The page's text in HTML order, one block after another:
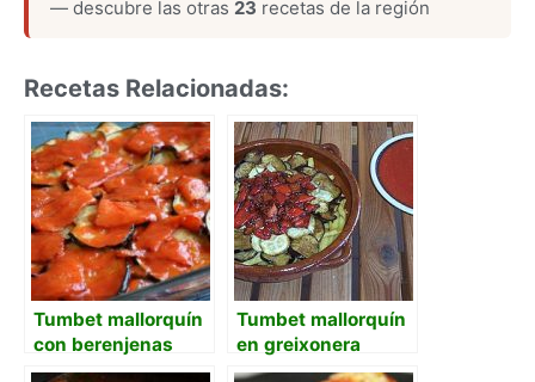
— descubre las otras 23 recetas de la región
Recetas Relacionadas:
Tumbet mallorquín
con berenjenas
desamargadas
Tumbet mallorquín
en greixonera